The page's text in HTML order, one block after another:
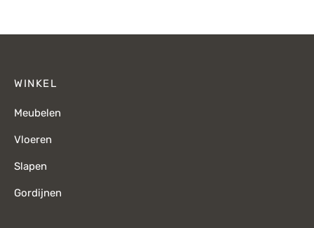
WINKEL
Meubelen
Vloeren
Slapen
Gordijnen